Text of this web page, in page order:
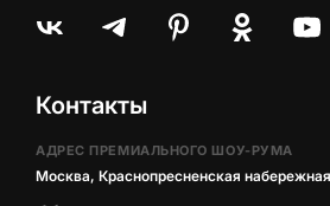
Контакты
АДРЕС ПРЕМИАЛЬНОГО ШОУ-РУМА
Москва, Краснопресненская